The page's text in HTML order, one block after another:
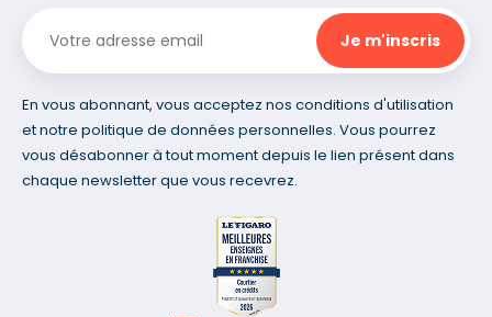
En vous abonnant, vous acceptez nos conditions d'utilisation
et notre politique de données personnelles. Vous pourrez
vous désabonner à tout moment depuis le lien présent dans
chaque newsletter que vous recevrez.